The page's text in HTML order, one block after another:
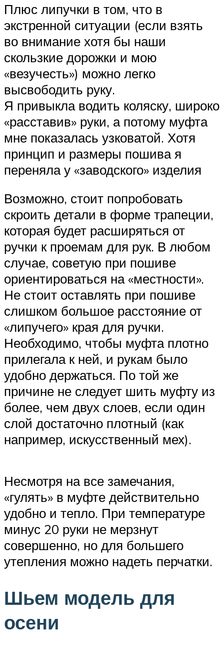
Плюс липучки в том, что в
экстренной ситуации (если взять
во внимание хотя бы наши
скользкие дорожки и мою
«везучесть») можно легко
высвободить руку.
Я привыкла водить коляску, широко
«расставив» руки, а потому муфта
мне показалась узковатой. Хотя
принцип и размеры пошива я
переняла у «заводского» изделия
Возможно, стоит попробовать
скроить детали в форме трапеции,
которая будет расширяться от
ручки к проемам для рук. В любом
случае, советую при пошиве
ориентироваться на «местности».
Не стоит оставлять при пошиве
слишком большое расстояние от
«липучего» края для ручки.
Необходимо, чтобы муфта плотно
прилегала к ней, и рукам было
удобно держаться. По той же
причине не следует шить муфту из
более, чем двух слоев, если один
слой достаточно плотный (как
например, искусственный мех).
Несмотря на все замечания,
«гулять» в муфте действительно
удобно и тепло. При температуре
минус 20 руки не мерзнут
совершенно, но для большего
утепления можно надеть перчатки.
Шьем модель для
осени